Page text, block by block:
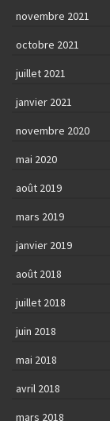
novembre 2021
octobre 2021
juillet 2021
janvier 2021
novembre 2020
mai 2020
août 2019
mars 2019
janvier 2019
août 2018
juillet 2018
juin 2018
mai 2018
avril 2018
mars 2018